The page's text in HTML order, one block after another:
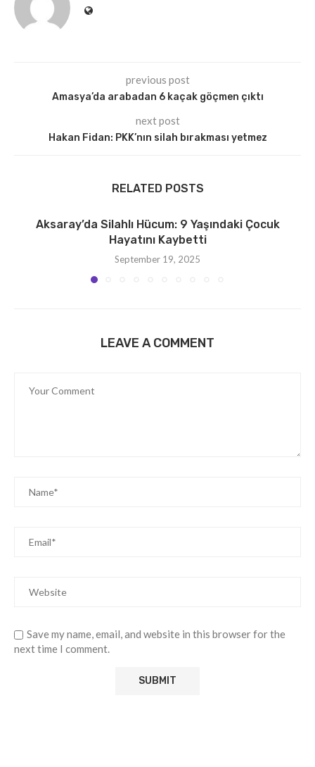
previous post
Amasya’da arabadan 6 kaçak göçmen çıktı
next post
Hakan Fidan: PKK’nın silah bırakması yetmez
RELATED POSTS
Aksaray’da Silahlı Hücum: 9 Yaşındaki Çocuk
Hayatını Kaybetti
September 19, 2025
LEAVE A COMMENT
Save my name, email, and website in this browser for the
next time I comment.